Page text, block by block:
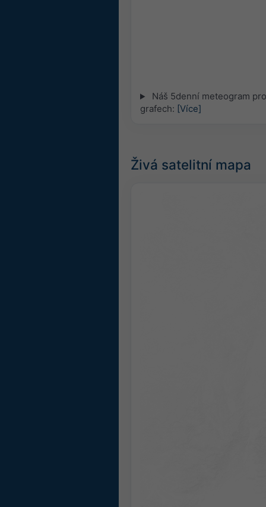
Náš 5denní meteogram
grafech: [Více]
Živá satelitní mapa